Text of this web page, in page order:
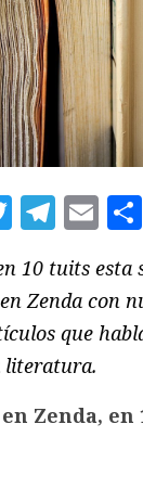
Twitter
10 tuits esta
Zenda con
que
literatura.
Zenda, en